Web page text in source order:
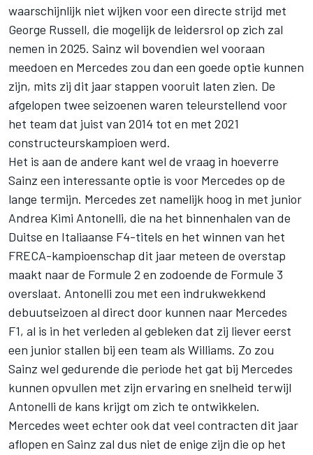
waarschijnlijk niet wijken voor een directe strijd met
George Russell, die mogelijk de leidersrol op zich zal
nemen in 2025. Sainz wil bovendien wel vooraan
meedoen en Mercedes zou dan een goede optie kunnen
zijn, mits zij dit jaar stappen vooruit laten zien. De
afgelopen twee seizoenen waren teleurstellend voor
het team dat juist van 2014 tot en met 2021
constructeurskampioen werd.
Het is aan de andere kant wel de vraag in hoeverre
Sainz een interessante optie is voor Mercedes op de
lange termijn. Mercedes zet namelijk hoog in met junior
Andrea Kimi Antonelli, die na het binnenhalen van de
Duitse en Italiaanse F4-titels en het winnen van het
FRECA-kampioenschap dit jaar meteen de overstap
maakt naar de Formule 2 en zodoende de Formule 3
overslaat. Antonelli zou met een indrukwekkend
debuutseizoen al direct door kunnen naar Mercedes
F1, al is in het verleden al gebleken dat zij liever eerst
een junior stallen bij een team als Williams. Zo zou
Sainz wel gedurende die periode het gat bij Mercedes
kunnen opvullen met zijn ervaring en snelheid terwijl
Antonelli de kans krijgt om zich te ontwikkelen.
Mercedes weet echter ook dat veel contracten dit jaar
aflopen en Sainz zal dus niet de enige zijn die op het